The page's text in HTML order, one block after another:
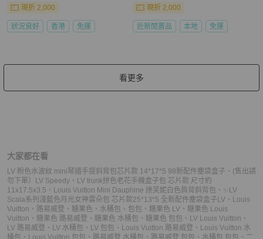
現折 2,000
狀況良好 香港 免運
現折 2,000
近新閒置品 本地 免運
看更多
大家都在看
LV 粉色水波紋 mini琴譜手提斜背包芯片款 14*17*5 98新配件塵袋盒子 、 (售出請
勿下單）LV Speedy 、 LV trunk拼色老花手機盒子包 芯片款 尺寸約
11x17.5x3.5 、 Louis Vuitton Mini Dauphine 達芙妮白色肩背斜背包 、
✨LV
Scala系列淺藍色月光女神雲朵包 芯片款25*13*5 全新配件塵袋盒子LV 、 Louis
Vuitton 、 路易威登 、 糖果色 、 水桶包 、 包包 、 糖果色 LV 、 糖果色 Louis
Vuitton 、 糖果色 路易威登 、 糖果色 水桶包 、 糖果色 包包 、 LV Louis Vuitton 、
LV 路易威登 、 LV 水桶包 、 LV 包包 、 Louis Vuitton 路易威登 、 Louis Vuitton 水
桶包 、 Louis Vuitton 包包 、 路易威登 水桶包 、 路易威登 包包 、 水桶包 包包 、 二